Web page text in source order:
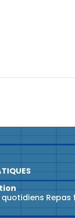
quotidiens Repas